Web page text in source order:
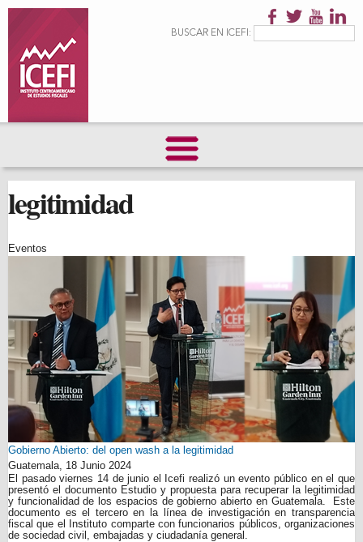
principalFormulario de
BUSCAR EN ICEFI:
legitimidad
Eventos
Gobierno Abierto: del open wash a la legitimidad
Guatemala, 18 Junio 2024
El pasado viernes 14 de junio el Icefi realizó un evento público en el que
presentó el documento Estudio y propuesta para recuperar la legitimidad
y funcionalidad de los espacios de gobierno abierto en Guatemala. Este
documento es el tercero en la línea de investigación en transparencia
fiscal que el Instituto comparte con funcionarios públicos, organizaciones
de sociedad civil, embajadas y ciudadanía general.